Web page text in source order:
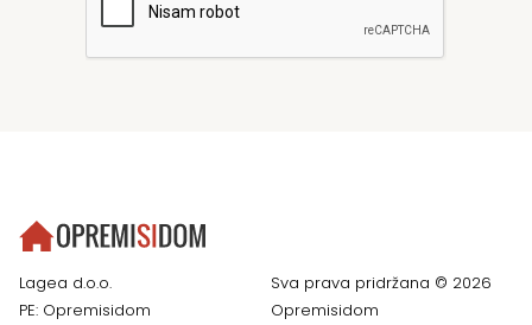
Lagea d.o.o.
PE: Opremisidom
Sva prava pridržana © 2026
Opremisidom